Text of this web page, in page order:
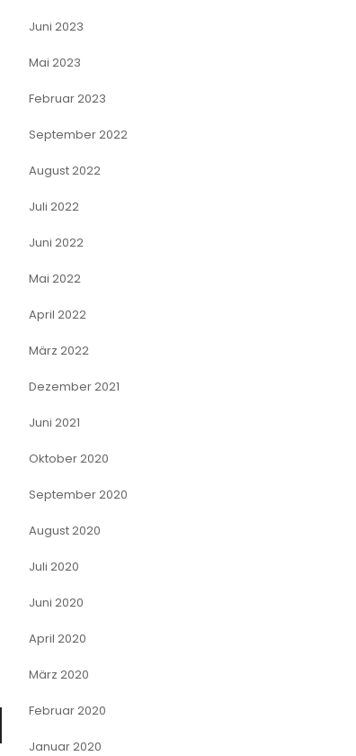
Juni 2023
Mai 2023
Februar 2023
September 2022
August 2022
Juli 2022
Juni 2022
Mai 2022
April 2022
März 2022
Dezember 2021
Juni 2021
Oktober 2020
September 2020
August 2020
Juli 2020
Juni 2020
April 2020
März 2020
Februar 2020
Januar 2020